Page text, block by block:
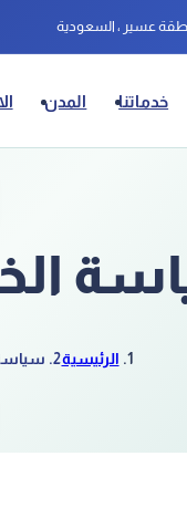
عسير ، السعودية
خدماتنا المدن
الرئيسية